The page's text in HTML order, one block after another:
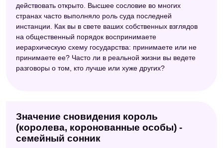
действовать открыто. Высшее сословие во многих
странах часто выполняло роль суда последней
инстанции. Как вы в свете ваших собственных взглядов
на общественный порядок воспринимаете
иерархическую схему государства: принимаете или не
принимаете ее? Часто ли в реальной жизни вы ведете
разговоры о том, кто лучше или хуже других?
Значение сновидения король
(королева, коронованные особы) -
семейный сонник